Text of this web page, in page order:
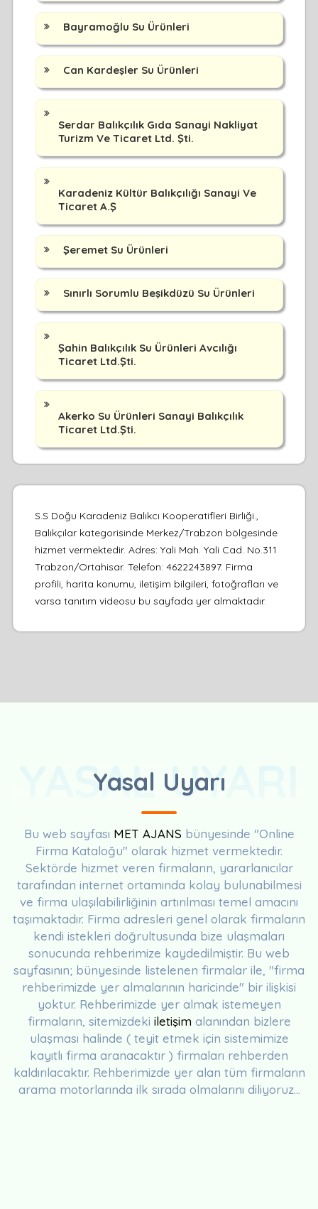
Bayramoğlu Su Ürünleri
Can Kardeşler Su Ürünleri
Serdar Balıkçılık Gıda Sanayi Nakliyat
Turizm Ve Ticaret Ltd. Şti.
Karadeniz Kültür Balıkçılığı Sanayi Ve
Ticaret A.Ş
Şeremet Su Ürünleri
Sınırlı Sorumlu Beşikdüzü Su Ürünleri
Şahin Balıkçılık Su Ürünleri Avcılığı
Ticaret Ltd.Şti.
Akerko Su Ürünleri Sanayi Balıkçılık
Ticaret Ltd.Şti.
S.S Doğu Karadeniz Balıkcı Kooperatifleri Birliği.,
Balıkçılar kategorisinde Merkez/Trabzon bölgesinde
hizmet vermektedir. Adres: Yali Mah. Yali Cad. No.311
Trabzon/Ortahisar. Telefon: 4622243897. Firma
profili, harita konumu, iletişim bilgileri, fotoğrafları ve
varsa tanıtım videosu bu sayfada yer almaktadır.
Yasal Uyarı
YASAL UYARI
Bu web sayfası MET AJANS bünyesinde "Online
Firma Kataloğu" olarak hizmet vermektedir.
Sektörde hizmet veren firmaların, yararlanıcılar
tarafından internet ortamında kolay bulunabilmesi
ve firma ulaşılabilirliğinin artırılması temel amacını
taşımaktadır. Firma adresleri genel olarak firmaların
kendi istekleri doğrultusunda bize ulaşmaları
sonucunda rehberimize kaydedilmiştir. Bu web
sayfasının; bünyesinde listelenen firmalar ile, "firma
rehberimizde yer almalarının haricinde" bir ilişkisi
yoktur. Rehberimizde yer almak istemeyen
firmaların, sitemizdeki iletişim alanından bizlere
ulaşması halinde ( teyit etmek için sistemimize
kayıtlı firma aranacaktır ) firmaları rehberden
kaldırılacaktır. Rehberimizde yer alan tüm firmaların
arama motorlarında ilk sırada olmalarını diliyoruz...